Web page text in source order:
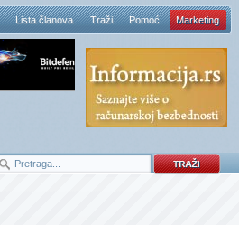
Lista članova Traži Pomoć Marketing